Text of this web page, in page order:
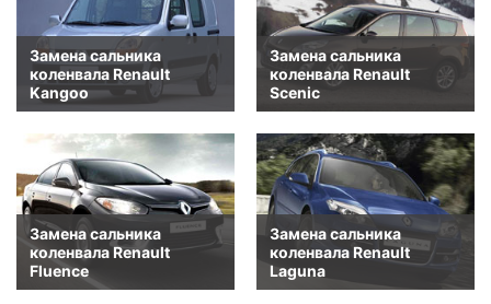
Замена сальника
коленвала Renault
Kangoo
Замена сальника
коленвала Renault
Scenic
Замена сальника
коленвала Renault
Fluence
Замена сальника
коленвала Renault
Laguna